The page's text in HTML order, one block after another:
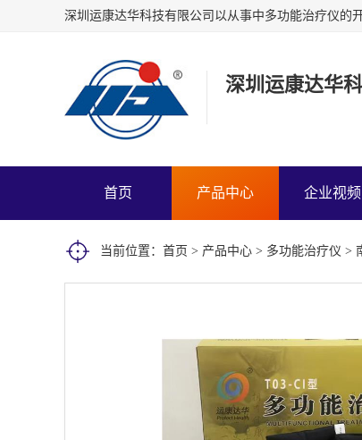
深圳运康达华
首页 产品中心 企业视频
当前位置： 首页 > 产品中心 > 多功能治疗仪 >